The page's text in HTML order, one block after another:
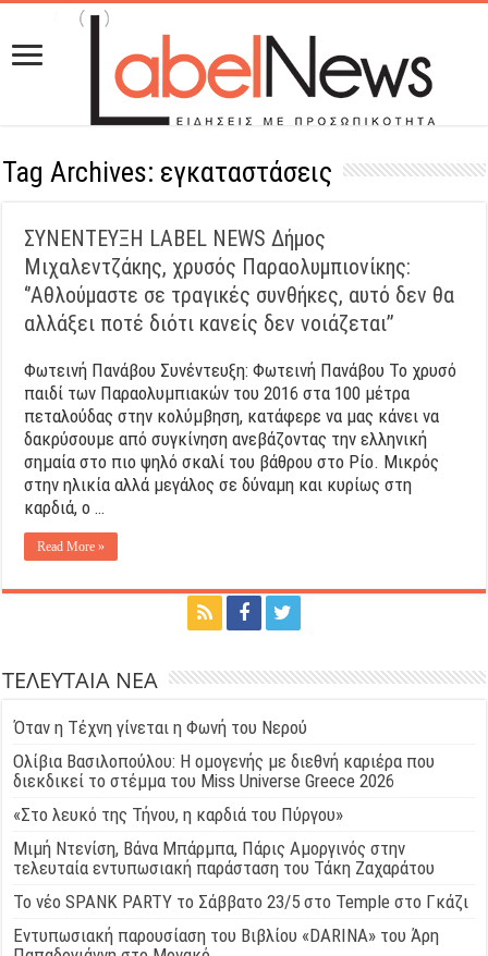
Tag Archives: εγκαταστάσεις
ΣΥΝΕΝΤΕΥΞΗ LABEL NEWS Δήμος
Μιχαλεντζάκης, χρυσός Παραολυμπιονίκης:
‘’Αθλούμαστε σε τραγικές συνθήκες, αυτό δεν θα
αλλάξει ποτέ διότι κανείς δεν νοιάζεται’’
Φωτεινή Πανάβου Συνέντευξη: Φωτεινή Πανάβου Το χρυσό
παιδί των Παραολυμπιακών του 2016 στα 100 μέτρα
πεταλούδας στην κολύμβηση, κατάφερε να μας κάνει να
δακρύσουμε από συγκίνηση ανεβάζοντας την ελληνική
σημαία στο πιο ψηλό σκαλί του βάθρου στο Ρίο. Μικρός
στην ηλικία αλλά μεγάλος σε δύναμη και κυρίως στη
καρδιά, ο …
Read More »
ΤΕΛΕΥΤΑΙΑ ΝΕΑ
Όταν η Τέχνη γίνεται η Φωνή του Νερού
Ολίβια Βασιλοπούλου: Η ομογενής με διεθνή καριέρα που
διεκδικεί το στέμμα του Miss Universe Greece 2026
«Στο λευκό της Τήνου, η καρδιά του Πύργου»
Μιμή Ντενίση, Βάνα Μπάρμπα, Πάρις Αμοργινός στην
τελευταία εντυπωσιακή παράσταση του Τάκη Ζαχαράτου
Το νέο SPANK PARTY το Σάββατο 23/5 στο Temple στο Γκάζι
Εντυπωσιακή παρουσίαση του Βιβλίου «DARINA» του Άρη